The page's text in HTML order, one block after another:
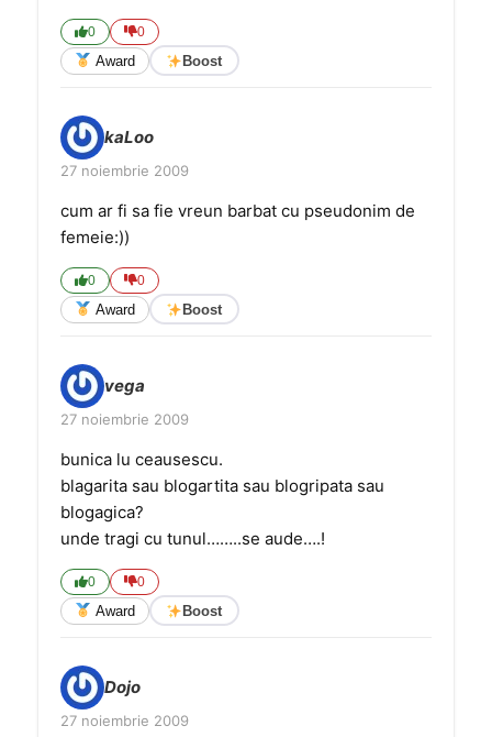
0 0
Award Boost
kaLoo
27 noiembrie 2009
cum ar fi sa fie vreun barbat cu pseudonim de
femeie:))
0 0
Award Boost
vega
27 noiembrie 2009
bunica lu ceausescu.
blagarita sau blogartita sau blogripata sau
blogagica?
unde tragi cu tunul……..se aude….!
0 0
Award Boost
Dojo
27 noiembrie 2009